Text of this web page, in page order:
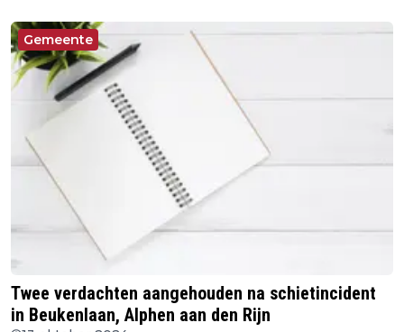
Gemeente
Twee verdachten aangehouden na schietincident
in Beukenlaan, Alphen aan den Rijn